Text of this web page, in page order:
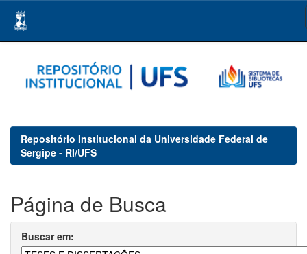
navigation
Repositório Institucional da Universidade Federal de
Sergipe - RI/UFS
Página de Busca
Buscar em: